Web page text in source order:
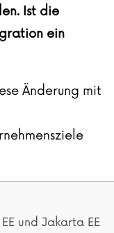
Ist die
ein
Änderung mit
und Jakarta EE